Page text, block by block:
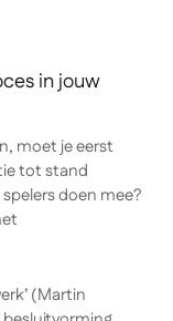
in jouw
moet je eerst
tot stand
doen mee?
(Martin